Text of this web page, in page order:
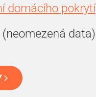
domácího pokrytí
data)